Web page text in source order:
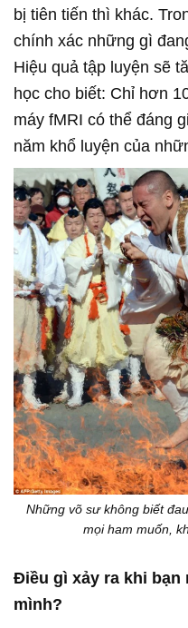
bị tiên tiến thì khác.
chính xác những gì
Hiệu quả tập luyện sẽ
học cho biết: Chỉ hơn
máy fMRI có thể đáng
năm khổ luyện của
Những võ sư không biết
mọi ham muốn,
Điều gì xảy ra khi
mình?